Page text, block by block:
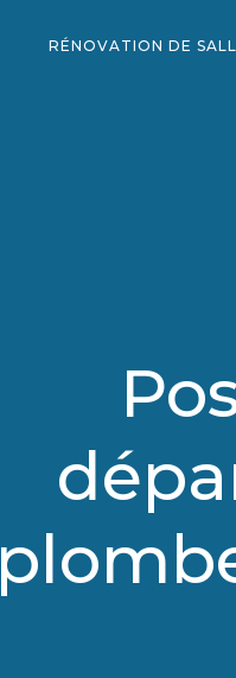
RÉNOVATION DE